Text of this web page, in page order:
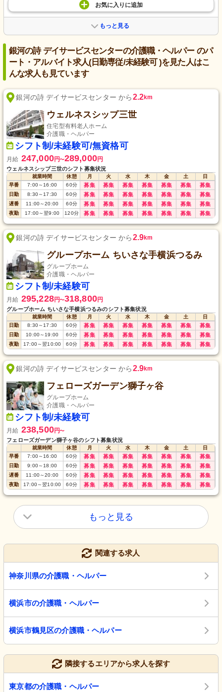
お気に入り に追加
もっと見る
銀河の詩 デイサービスセンターの介護職・ヘルパー のパ
ート・アルバイト求人(日勤専従/未経験可 )を見た人はこ
んな求人も見ています
銀河の詩 デイサービスセンター から2.2km
ウェルネスシップ三世
住宅型有料老人ホーム
介護職・ヘルパー
シフト制/未経験可/無資格可
月給 247,000円〜289,000円
ウェルネスシップ三世のシフト募集状況
就業時間 休憩 月 火 水 木 金 土
日
早番
7:00～ 16:00 60分 募集 募集 募集 募集 募集 募集 募集
日勤 8:30～ 17:30 60分 募集 募集 募集 募集 募集 募集 募集
遅番 11:00～20:00 60分 募集 募集 募集 募集 募集 募集 募集
夜勤 17:00～翌9:00 120分 募集 募集 募集 募集 募集 募集 募集
銀河の詩 デイサービスセンター から2.9km
グループホーム ちいさな手横浜つるみ
グループホーム
介護職・ヘルパー
シフト制/未経験可
月給 295,228円〜318,800円
グループホーム ちいさな手横浜つるみのシフト募集状況
就業時間 休憩 月 火 水 木 金 土
日
日勤
8:30～ 17:30 60分 募集 募集 募集 募集 募集 募集 募集
日勤 10:00～ 19:00 60分 募集 募集 募集 募集 募集 募集 募集
夜勤 17:00～翌10:00 60分 募集 募集 募集 募集 募集 募集 募集
銀河の詩 デイサービスセンター から2.9km
フェローズガーデン獅子ヶ谷
グループホーム
介護職・ヘルパー
シフト制/未経験可
月給 238,500円〜
フェローズガーデン獅子ヶ谷のシフト募集状況
就業時間 休憩 月 火 水 木 金 土
日
早番
7:00～ 16:00 60分 募集 募集 募集 募集 募集 募集 募集
日勤 9:00～ 18:00 60分 募集 募集 募集 募集 募集 募集 募集
遅番 11:00～20:00 60分 募集 募集 募集 募集 募集 募集 募集
夜勤 17:00～翌10:00 60分 募集 募集 募集 募集 募集 募集 募集
もっと見る
関連する求人
神奈川県の介護職・ヘルパー
横浜市の介護職・ヘルパー
横浜市鶴見区の介護職・ヘルパー
隣接するエリアから求人を探す
東京都の介護職・ヘルパー